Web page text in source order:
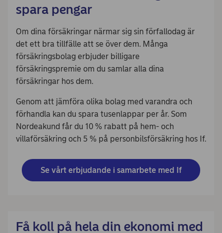
spara pengar
Om dina försäkringar närmar sig sin förfallodag är
det ett bra tillfälle att se över dem. Många
försäkringsbolag erbjuder billigare
försäkringspremie om du samlar alla dina
försäkringar hos dem.
Genom att jämföra olika bolag med varandra och
förhandla kan du spara tusenlappar per år. Som
Nordeakund får du 10 % rabatt på hem- och
villaförsäkring och 5 % på personbilsförsäkring hos If.
Se vårt erbjudande i samarbete med If
Få koll på hela din ekonomi med